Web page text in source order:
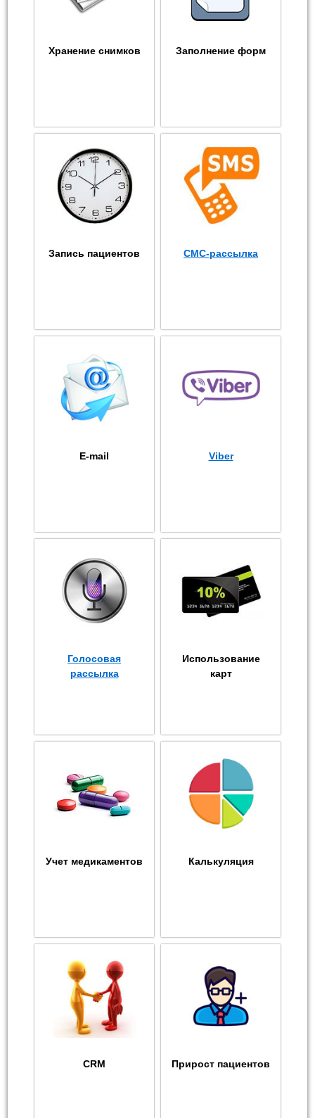
Хранение снимков Заполнение форм
Запись пациентов СМС-рассылка
E-mail Viber
Голосовая
рассылка
Использование
карт
Учет медикаментов Калькуляция
CRM Прирост пациентов